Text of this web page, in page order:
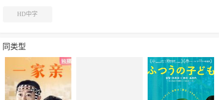
HD中字
同类型